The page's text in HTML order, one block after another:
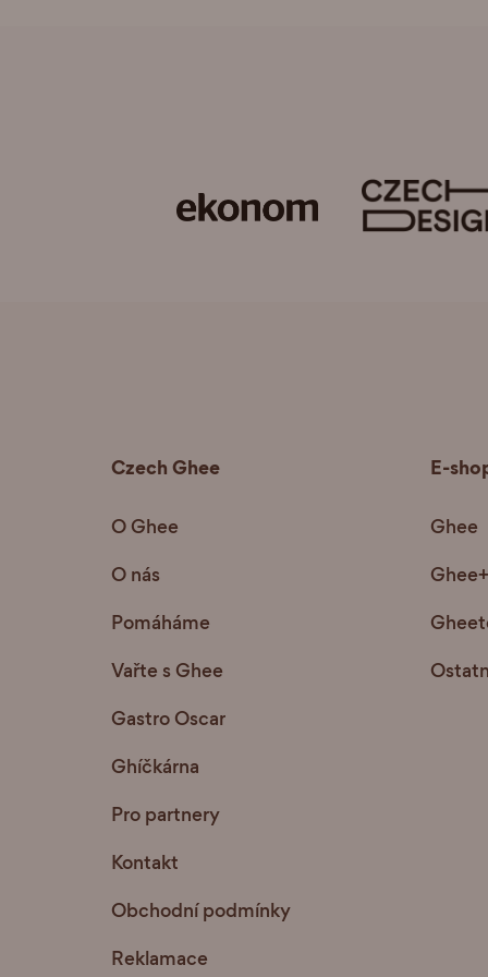
Czech Ghee
O Ghee
O nás
Pomáháme
Vařte s Ghee
Gastro Oscar
Ghíčkárna
Pro partnery
Kontakt
Obchodní podmínky
Reklamace
E-
Ghee
Ghee+